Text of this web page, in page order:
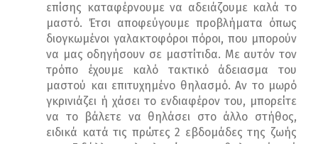
επίσης καταφέρνουμε να αδειάζουμε καλά το
μαστό. Έτσι αποφεύγουμε προβλήματα όπως
διογκωμένοι γαλακτοφόροι πόροι, που μπορούν
να μας οδηγήσουν σε μαστίτιδα. Με αυτόν τον
τρόπο έχουμε καλό τακτικό άδειασμα του
μαστού και επιτυχημένο θηλασμό. Αν το μωρό
γκρινιάζει ή χάσει το ενδιαφέρον του, μπορείτε
να το βάλετε να θηλάσει στο άλλο στήθος,
ειδικά κατά τις πρώτες 2 εβδομάδες της ζωής